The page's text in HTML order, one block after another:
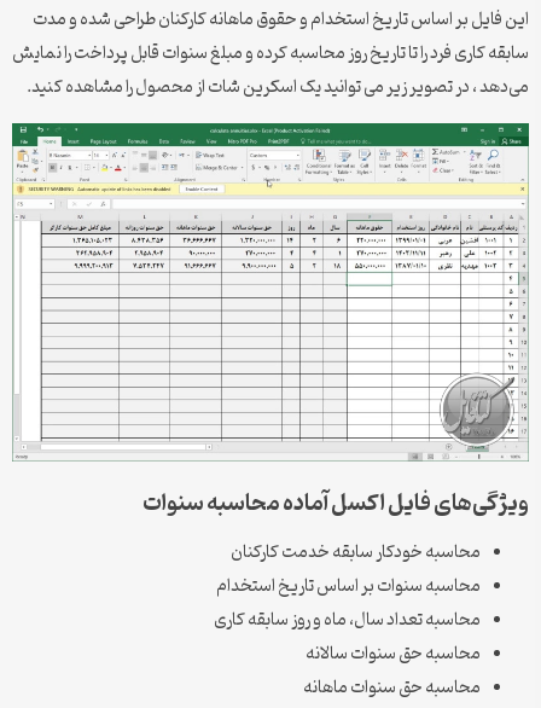
این فایل بر اساس تاریخ استخدام و حقوق ماهانه کارکنان طراحی شده و مدت
سابقه کاری فرد را تا تاریخ روز محاسبه کرده و مبلغ سنوات قابل پرداخت را نمایش
می‌دهد ، در تصویر زیر می توانید یک اسکرین شات از محصول را مشاهده کنید.
ویژگی‌های فایل اکسل آماده محاسبه سنوات
محاسبه خودکار سابقه خدمت کارکنان
محاسبه سنوات بر اساس تاریخ استخدام
محاسبه تعداد سال، ماه و روز سابقه کاری
محاسبه حق سنوات سالانه
محاسبه حق سنوات ماهانه